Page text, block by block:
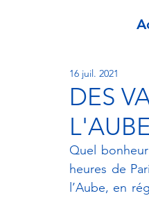
DES
16 juil. 2021
Quel
heures de
l’Aube, en